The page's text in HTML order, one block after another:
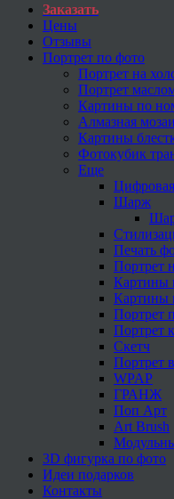
Заказать
Цены
Отзывы
Портрет по фото
Портрет на
Портрет
Картины по
Алмазная
Картины
Фотокубик
Еще
Шарж
Печать
Портрет
Картины
Картины
Портрет
Портрет
Скетч
Портрет
WPAP
ГРАНЖ
Поп Арт
Art Brush
3D фигурка по фото
Идеи подарков
Контакты